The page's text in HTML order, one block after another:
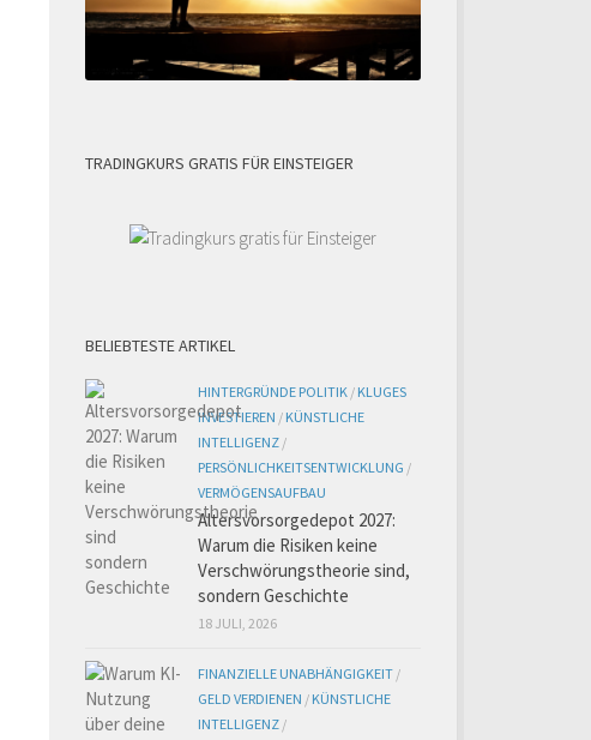
TRADINGKURS GRATIS FÜR EINSTEIGER
BELIEBTESTE ARTIKEL
HINTERGRÜNDE POLITIK / KLUGES
INVESTIEREN / KÜNSTLICHE
INTELLIGENZ /
PERSÖNLICHKEITSENTWICKLUNG /
VERMÖGENSAUFBAU
Altersvorsorgedepot 2027:
Warum die Risiken keine
Verschwörungstheorie sind,
sondern Geschichte
18 JULI, 2026
FINANZIELLE UNABHÄNGIGKEIT /
GELD VERDIENEN / KÜNSTLICHE
INTELLIGENZ /